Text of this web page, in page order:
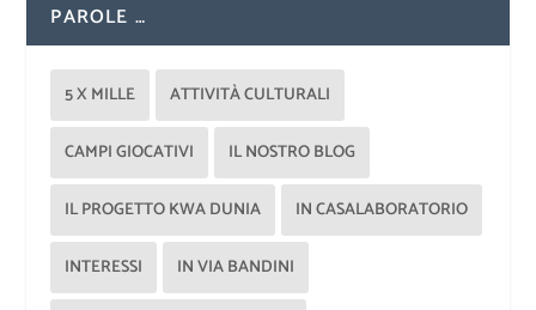
PAROLE …
5 X MILLE ATTIVITÀ CULTURALI
CAMPI GIOCATIVI IL NOSTRO BLOG
IL PROGETTO KWA DUNIA IN CASALABORATORIO
INTERESSI IN VIA BANDINI